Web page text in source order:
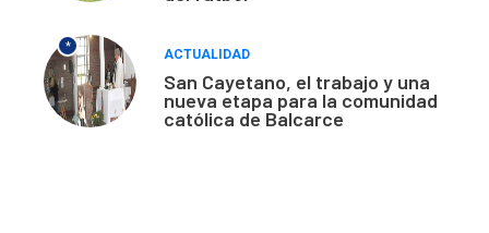
*
ACTUALIDAD
San Cayetano, el trabajo y una
nueva etapa para la comunidad
católica de Balcarce